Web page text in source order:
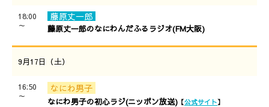
18:00
～
藤原丈一郎
藤原丈一郎のなにわんだふるラジオ(FM大阪)
9月17日（土）
16:50
～
なにわ男子
なにわ男子の初心ラジ(ニッポン放送) 【公式サイト】